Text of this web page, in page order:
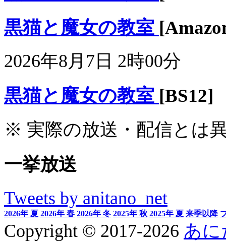
黒猫と魔女の教室
2026年8月7日 2時00分
黒猫と魔女の教室 [BS12]
※ 実際の放送・配信とは
一挙放送
Tweets by anitano_net
2026年 夏 2026年 春 2026年 冬 2025年 秋 2025年 夏 来季以降
Copyright © 2017-2026 あに